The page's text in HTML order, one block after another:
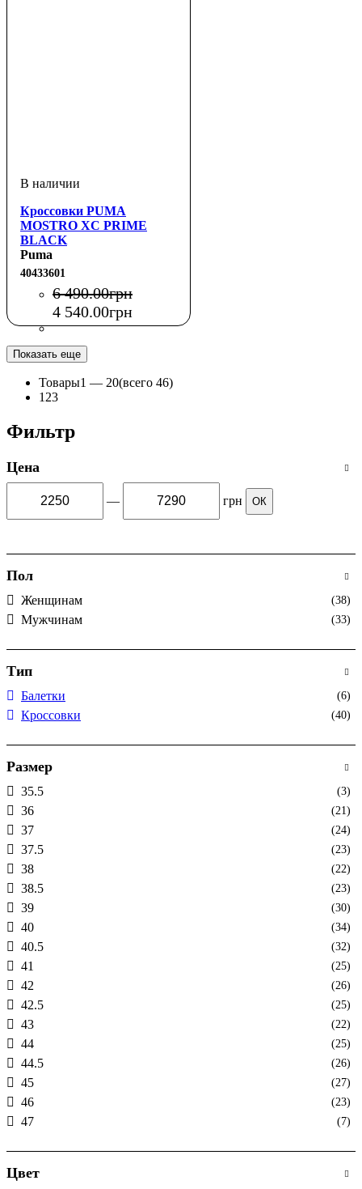
Кроссовки PUMA
MOSTRO XC PRIME
BLACK
Puma
40433601
6 490.00грн
4 540.00грн
Показать еще
Товары1 — 20(всего 46)
1 23
Фильтр
Цена
— грн ОК
Пол
Женщинам (38)
Мужчинам (33)
Тип
Балетки (6)
Кроссовки (40)
Размер
35.5 (3)
36 (21)
37 (24)
37.5 (23)
38 (22)
38.5 (23)
39 (30)
40 (34)
40.5 (32)
41 (25)
42 (26)
42.5 (25)
43 (22)
44 (25)
44.5 (26)
45 (27)
46 (23)
47 (7)
Цвет